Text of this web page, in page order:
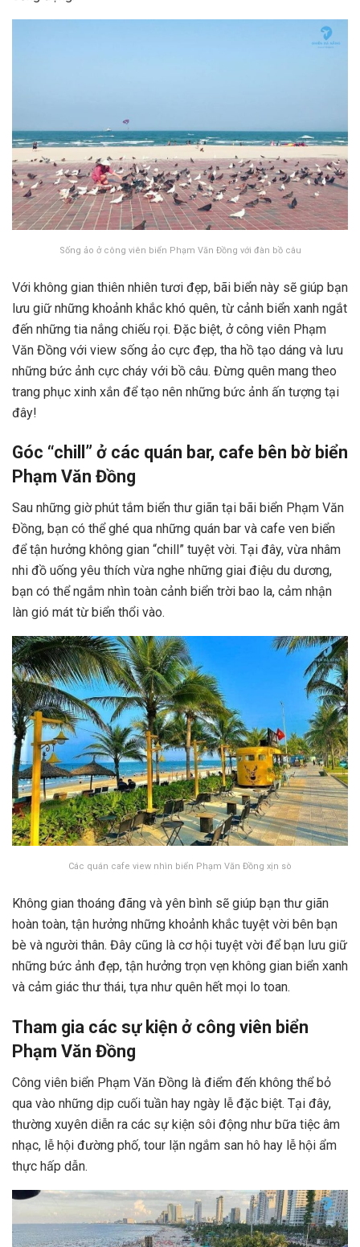
Sống ảo ở công viên biển Phạm Văn Đồng với đàn bồ câu
Với không gian thiên nhiên tươi đẹp, bãi biển này sẽ giúp bạn
lưu giữ những khoảnh khắc khó quên, từ cảnh biển xanh ngắt
đến những tia nắng chiếu rọi. Đặc biệt, ở công viên Phạm
Văn Đồng với view sống ảo cực đẹp, tha hồ tạo dáng và lưu
những bức ảnh cực cháy với bồ câu. Đừng quên mang theo
trang phục xinh xắn để tạo nên những bức ảnh ấn tượng tại
đây!
Góc “chill” ở các quán bar, cafe bên bờ biển
Phạm Văn Đồng
Sau những giờ phút tắm biển thư giãn tại bãi biển Phạm Văn
Đồng, bạn có thể ghé qua những quán bar và cafe ven biển
để tận hưởng không gian “chill” tuyệt vời. Tại đây, vừa nhâm
nhi đồ uống yêu thích vừa nghe những giai điệu du dương,
bạn có thể ngắm nhìn toàn cảnh biển trời bao la, cảm nhận
làn gió mát từ biển thổi vào.
Các quán cafe view nhìn biển Phạm Văn Đồng xịn sò
Không gian thoáng đãng và yên bình sẽ giúp bạn thư giãn
hoàn toàn, tận hưởng những khoảnh khắc tuyệt vời bên bạn
bè và người thân. Đây cũng là cơ hội tuyệt vời để bạn lưu giữ
những bức ảnh đẹp, tận hưởng trọn vẹn không gian biển xanh
và cảm giác thư thái, tựa như quên hết mọi lo toan.
Tham gia các sự kiện ở công viên biển
Phạm Văn Đồng
Công viên biển Phạm Văn Đồng là điểm đến không thể bỏ
qua vào những dịp cuối tuần hay ngày lễ đặc biệt. Tại đây,
thường xuyên diễn ra các sự kiện sôi động như bữa tiệc âm
nhạc, lễ hội đường phố, tour lặn ngắm san hô hay lễ hội ẩm
thực hấp dẫn.